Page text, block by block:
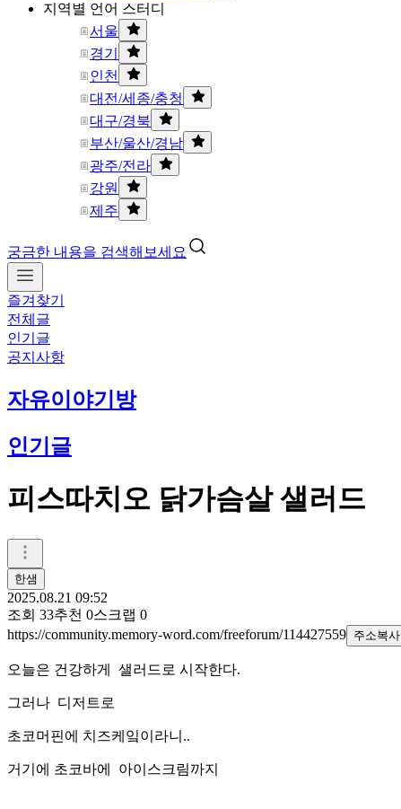
지역별 언어 스터디
서울
경기
인천
대전/세종/충청
대구/경북
부산/울산/경남
광주/전라
강원
제주
궁금한 내용을 검색해보세요
즐겨찾기
전체글
인기글
공지사항
자유이야기방
인기글
피스따치오 닭가슴살 샐러드
한샘
2025.08.21 09:52
조회 33추천 0스크랩 0
https://community.memory-word.com/freeforum/114427559 주소복사
오늘은 건강하게 샐러드로 시작한다.
그러나 디저트로
초코머핀에 치즈케잌이라니..
거기에 초코바에 아이스크림까지